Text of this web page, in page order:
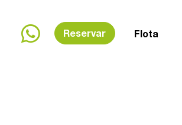
Reservar Flota